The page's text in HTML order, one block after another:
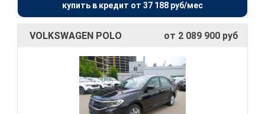
купить в кредит от 37 188 руб/мес
VOLKSWAGEN POLO от 2 089 900 руб